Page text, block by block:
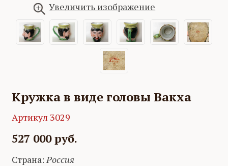
Увеличить изображение
Кружка в виде головы Вакха
Артикул 3029
527 000 руб.
Страна:Россия